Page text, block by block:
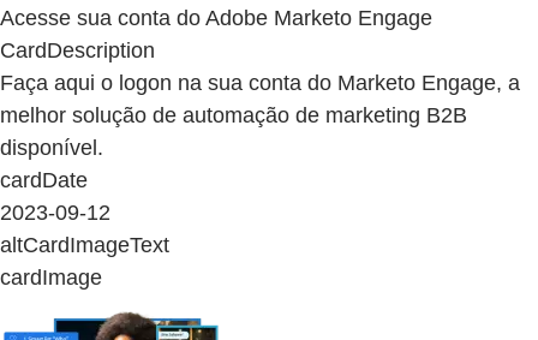
Acesse sua conta do Adobe Marketo Engage
CardDescription
Faça aqui o logon na sua conta do Marketo Engage, a
melhor solução de automação de marketing B2B
disponível.
cardDate
2023-09-12
altCardImageText
cardImage